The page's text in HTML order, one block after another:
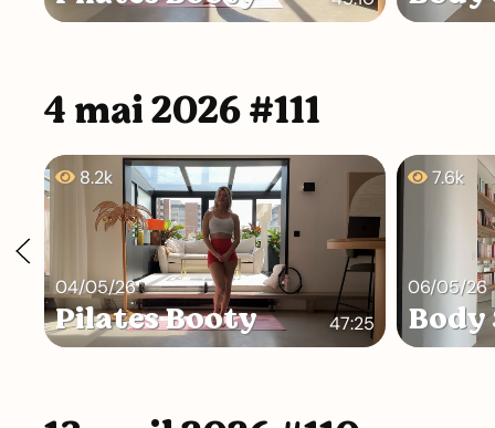
4 mai 2026 #111
04/05/26
Pilates Booty 47:25
8.2k
06/05/26
7.6k